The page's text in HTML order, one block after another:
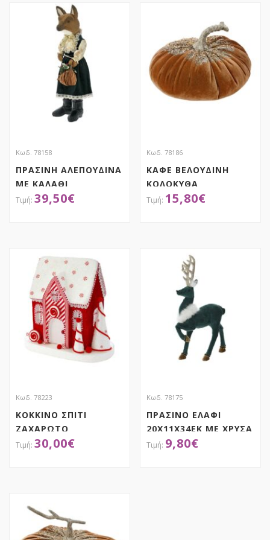
Κωδ. 78158
ΠΡΑΣΙΝΗ ΑΛΕΠΟΥΔΙΝΑ
ΜΕ ΚΑΛΑΘΙ
23Χ22Χ70ΕΚ
39,50€
Κωδ. 78186
ΚΑΦΕ ΒΕΛΟΥΔΙΝΗ
ΚΟΛΟΚΥΘΑ
20Χ20Χ14.5ΕΚ
15,80€
Κωδ. 78223
ΚΟΚΚΙΝΟ ΣΠΙΤΙ
ΖΑΧΑΡΩΤΟ
40Χ22Χ38ΕΚ
30,00€
Κωδ. 78175
ΠΡΑΣΙΝΟ ΕΛΑΦΙ
20Χ11Χ34ΕΚ ΜΕ ΧΡΥΣΑ
ΚΕΡΑΤΑ
9,80€